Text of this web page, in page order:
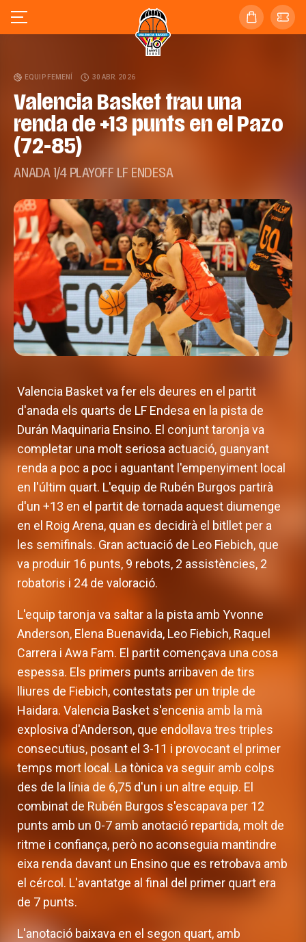
EQUIP FEMENÍ 30 ABR. 2026
Valencia Basket trau una
renda de +13 punts en el Pazo
(72-85)
ANADA 1/4 PLAYOFF LF ENDESA
Valencia Basket va fer els deures en el partit
d'anada els quarts de LF Endesa en la pista de
Durán Maquinaria Ensino. El conjunt taronja va
completar una molt seriosa actuació, guanyant
renda a poc a poc i aguantant l'empenyiment local
en l'últim quart. L'equip de Rubén Burgos partirà
d'un +13 en el partit de tornada aquest diumenge
en el Roig Arena, quan es decidirà el bitllet per a
les semifinals. Gran actuació de Leo Fiebich, que
va produir 16 punts, 9 rebots, 2 assistències, 2
robatoris i 24 de valoració.
L'equip taronja va saltar a la pista amb Yvonne
Anderson, Elena Buenavida, Leo Fiebich, Raquel
Carrera i Awa Fam. El partit començava una cosa
espessa. Els primers punts arribaven de tirs
lliures de Fiebich, contestats per un triple de
Haidara. Valencia Basket s'encenia amb la mà
explosiva d'Anderson, que endollava tres triples
consecutius, posant el 3-11 i provocant el primer
temps mort local. La tònica va seguir amb colps
des de la línia de 6,75 d'un i un altre equip. El
combinat de Rubén Burgos s'escapava per 12
punts amb un 0-7 amb anotació repartida, molt de
ritme i confiança, però no aconseguia mantindre
eixa renda davant un Ensino que es retrobava amb
el cércol. L'avantatge al final del primer quart era
de 7 punts.
L'anotació baixava en el segon quart, amb